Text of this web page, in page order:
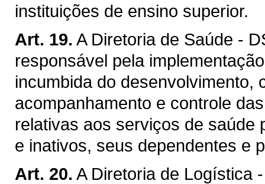
instituições de ensino superior.
Art. 19. A Diretoria de Saúde -
responsável pela
incumbida do desenvolvimento,
acompanhamento e controle
relativas aos serviços de saúde
e inativos, seus dependentes e
Art. 20. A Diretoria de Logística